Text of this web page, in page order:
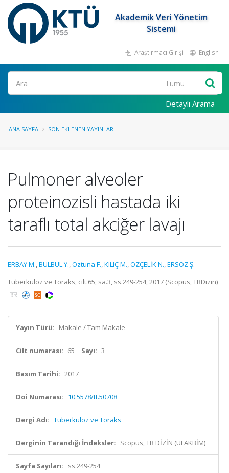
Akademik Veri Yönetim
Sistemi
Araştırmacı Girişi English
Ara
Detaylı Arama
ANA SAYFA SON EKLENEN YAYINLAR
Pulmoner alveoler
proteinozisli hastada iki
taraflı total akciğer lavajı
ERBAY M.,BÜLBÜL Y.,Öztuna F.,KILIÇ M.,ÖZÇELİK N.,ERSÖZ Ş.
Tüberküloz ve Toraks, cilt.65, sa.3, ss.249-254, 2017 (Scopus, TRDizin)
Yayın Türü: Makale / Tam Makale
Cilt numarası: 65 Sayı: 3
Basım Tarihi: 2017
Doi Numarası: 10.5578/tt.50708
Dergi Adı: Tüberküloz ve Toraks
Derginin Tarandığı İndeksler: Scopus, TR DİZİN (ULAKBİM)
Sayfa Sayıları: ss.249-254